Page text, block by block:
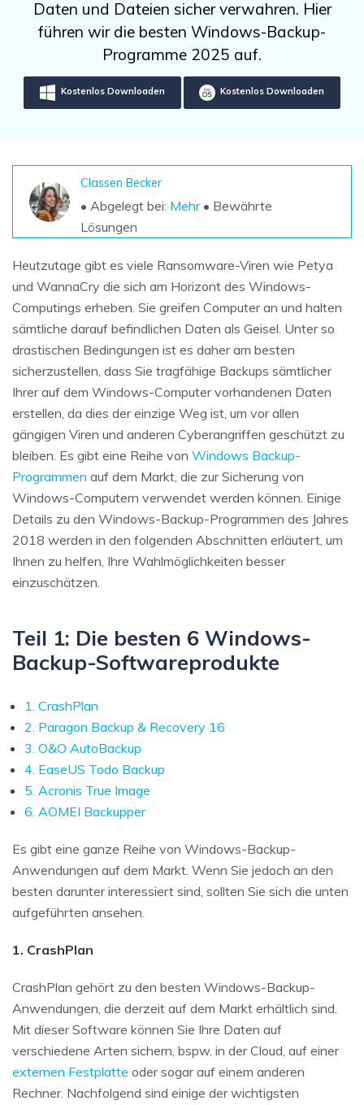
Unbegrenzte Daten vom Mac-System
Kostenlos Testen
Kostenlos Testen
Weitere Produkte
Repairit - Datenreparatur
UBackit - Datensicherung
Datenverlust-Szenarien
ALLE FUNKTIONEN ENTDECKEN
Aktuelles Thema
Sign In
Daten und Dateien sicher verwahren. Hier
führen wir die besten Windows-Backup-
Programme 2025 auf.
Kostenlos Downloaden Kostenlos Downloaden
Classen Becker
• Abgelegt bei: Mehr• Bewährte
Lösungen
Heutzutage gibt es viele Ransomware-Viren wie Petya
und WannaCry die sich am Horizont des Windows-
Computings erheben. Sie greifen Computer an und halten
sämtliche darauf befindlichen Daten als Geisel. Unter so
drastischen Bedingungen ist es daher am besten
sicherzustellen, dass Sie tragfähige Backups sämtlicher
Ihrer auf dem Windows-Computer vorhandenen Daten
erstellen, da dies der einzige Weg ist, um vor allen
gängigen Viren und anderen Cyberangriffen geschützt zu
bleiben. Es gibt eine Reihe von Windows Backup-
Programmen auf dem Markt, die zur Sicherung von
Windows-Computern verwendet werden können. Einige
Details zu den Windows-Backup-Programmen des Jahres
2018 werden in den folgenden Abschnitten erläutert, um
Ihnen zu helfen, Ihre Wahlmöglichkeiten besser
einzuschätzen.
Teil 1: Die besten 6 Windows-
Backup-Softwareprodukte
1. CrashPlan
2. Paragon Backup & Recovery 16
3. O&O AutoBackup
4. EaseUS Todo Backup
5. Acronis True Image
6. AOMEI Backupper
Es gibt eine ganze Reihe von Windows-Backup-
Anwendungen auf dem Markt. Wenn Sie jedoch an den
besten darunter interessiert sind, sollten Sie sich die unten
aufgeführten ansehen.
1. CrashPlan
CrashPlan gehört zu den besten Windows-Backup-
Anwendungen, die derzeit auf dem Markt erhältlich sind.
Mit dieser Software können Sie Ihre Daten auf
verschiedene Arten sichern, bspw. in der Cloud, auf einer
externen Festplatte oder sogar auf einem anderen
Rechner. Nachfolgend sind einige der wichtigsten